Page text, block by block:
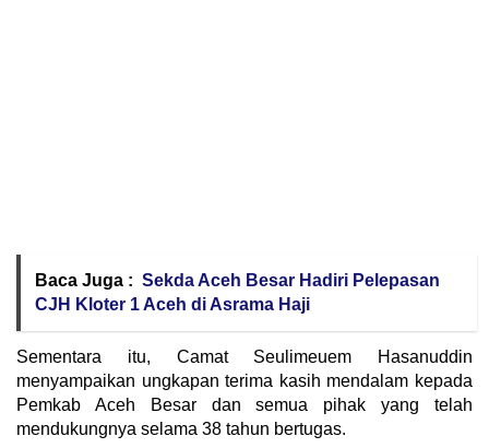
Baca Juga : Sekda Aceh Besar Hadiri Pelepasan
CJH Kloter 1 Aceh di Asrama Haji
Sementara itu, Camat Seulimeuem Hasanuddin
menyampaikan ungkapan terima kasih mendalam kepada
Pemkab Aceh Besar dan semua pihak yang telah
mendukungnya selama 38 tahun bertugas.